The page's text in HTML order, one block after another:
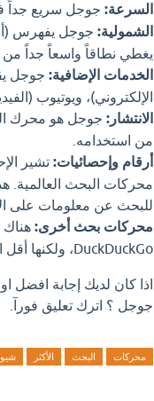
السرعة: جوجل سريع جداً
الشمولية: جوجل يفهرس
يغطي نطاقاً واسعاً جداً من
الخدمات الإضافية: جوجل
الإلكتروني)، ويوتيوب
الانتشار: جوجل هو محرك
من استخدامه.
أرقام وإحصائيات:
للبحث عن معلومات على
محركات بحث أخرى:
DuckDuckGo، ولكنها أقل استخداماً بكثير من جوجل.
اذا كان لديك إجابة افضل
جوجل ؟ اترك تعليق فورآ.
محركات البحث الأكثر